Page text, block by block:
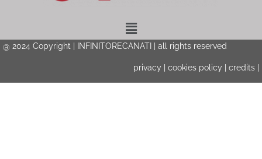
Menu
@ 2024 Copyright | INFINITORECANATI | all rights reserved
privacy cookies policy credits